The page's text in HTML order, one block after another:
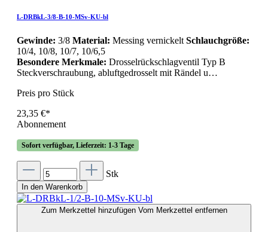
L-DRBkL-3/8-B-10-MSv-KU-bl
Gewinde: 3/8 Material: Messing vernickelt Schlauchgröße:
10/4, 10/8, 10/7, 10/6,5
Besondere Merkmale: Drosselrückschlagventil Typ B
Steckverschraubung, abluftgedrosselt mit Rändel u…
Preis pro Stück
23,35 €*
Abonnement
Sofort verfügbar, Lieferzeit: 1-3 Tage
Stk
In den Warenkorb
Zum Merkzettel hinzufügen Vom Merkzettel entfernen